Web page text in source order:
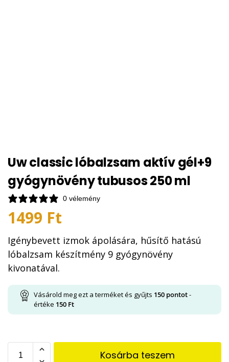
Uw classic lóbalzsam aktív gél+9
gyógynövény tubusos 250 ml
0 vélemény
1499 Ft
Igénybevett izmok ápolására, hűsítő hatású
lóbalzsam készítmény 9 gyógynövény
kivonatával.
Vásárold meg ezt a terméket és gyűjts 150 pontot-
értéke 150 Ft
Kosárba teszem